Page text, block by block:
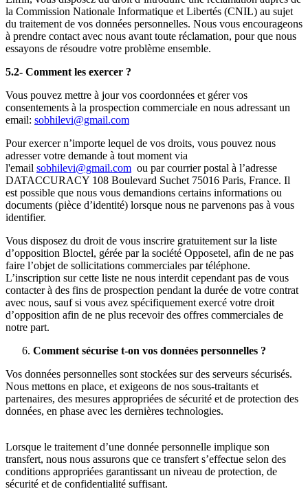
la Commission Nationale Informatique et Libertés (CNIL) au sujet
du traitement de vos données personnelles. Nous vous encourageons
à prendre contact avec nous avant toute réclamation, pour que nous
essayons de résoudre votre problème ensemble.
5.2- Comment les exercer ?
Vous pouvez mettre à jour vos coordonnées et gérer vos
consentements à la prospection commerciale en nous adressant un
email: sobhilevi@gmail.com
Pour exercer n’importe lequel de vos droits, vous pouvez nous
adresser votre demande à tout moment via
l'email sobhilevi@gmail.com ou par courrier postal à l’adresse
DATACCURACY 108 Boulevard Suchet 75016 Paris, France. Il
est possible que nous vous demandions certains informations ou
documents (pièce d’identité) lorsque nous ne parvenons pas à vous
identifier.
Vous disposez du droit de vous inscrire gratuitement sur la liste
d’opposition Bloctel, gérée par la société Opposetel, afin de ne pas
faire l’objet de sollicitations commerciales par téléphone.
L’inscription sur cette liste ne nous interdit cependant pas de vous
contacter à des fins de prospection pendant la durée de votre contrat
avec nous, sauf si vous avez spécifiquement exercé votre droit
d’opposition afin de ne plus recevoir des offres commerciales de
notre part.
Comment sécurise t-on vos données personnelles ?
Vos données personnelles sont stockées sur des serveurs sécurisés.
Nous mettons en place, et exigeons de nos sous-traitants et
partenaires, des mesures appropriées de sécurité et de protection des
données, en phase avec les dernières technologies.
Lorsque le traitement d’une donnée personnelle implique son
transfert, nous nous assurons que ce transfert s’effectue selon des
conditions appropriées garantissant un niveau de protection, de
sécurité et de confidentialité suffisant.